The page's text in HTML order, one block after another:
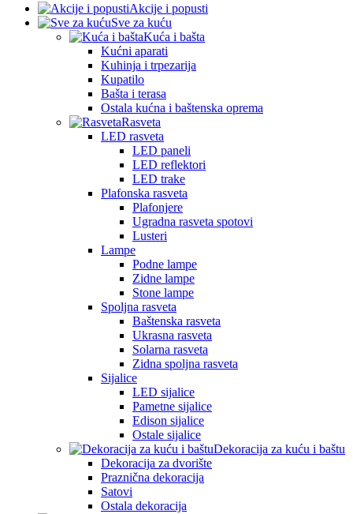
Akcije i popusti
Sve za kuću
Kuća i bašta
Kućni aparati
Kuhinja i trpezarija
Kupatilo
Bašta i terasa
Ostala kućna i baštenska oprema
Rasveta
LED rasveta
LED paneli
LED reflektori
LED trake
Plafonska rasveta
Plafonjere
Ugradna rasveta spotovi
Lusteri
Lampe
Podne lampe
Zidne lampe
Stone lampe
Spoljna rasveta
Baštenska rasveta
Ukrasna rasveta
Solarna rasveta
Zidna spoljna rasveta
Sijalice
LED sijalice
Pametne sijalice
Edison sijalice
Ostale sijalice
Dekoracija za kuću i baštu
Dekoracija za dvorište
Praznična dekoracija
Satovi
Ostala dekoracija